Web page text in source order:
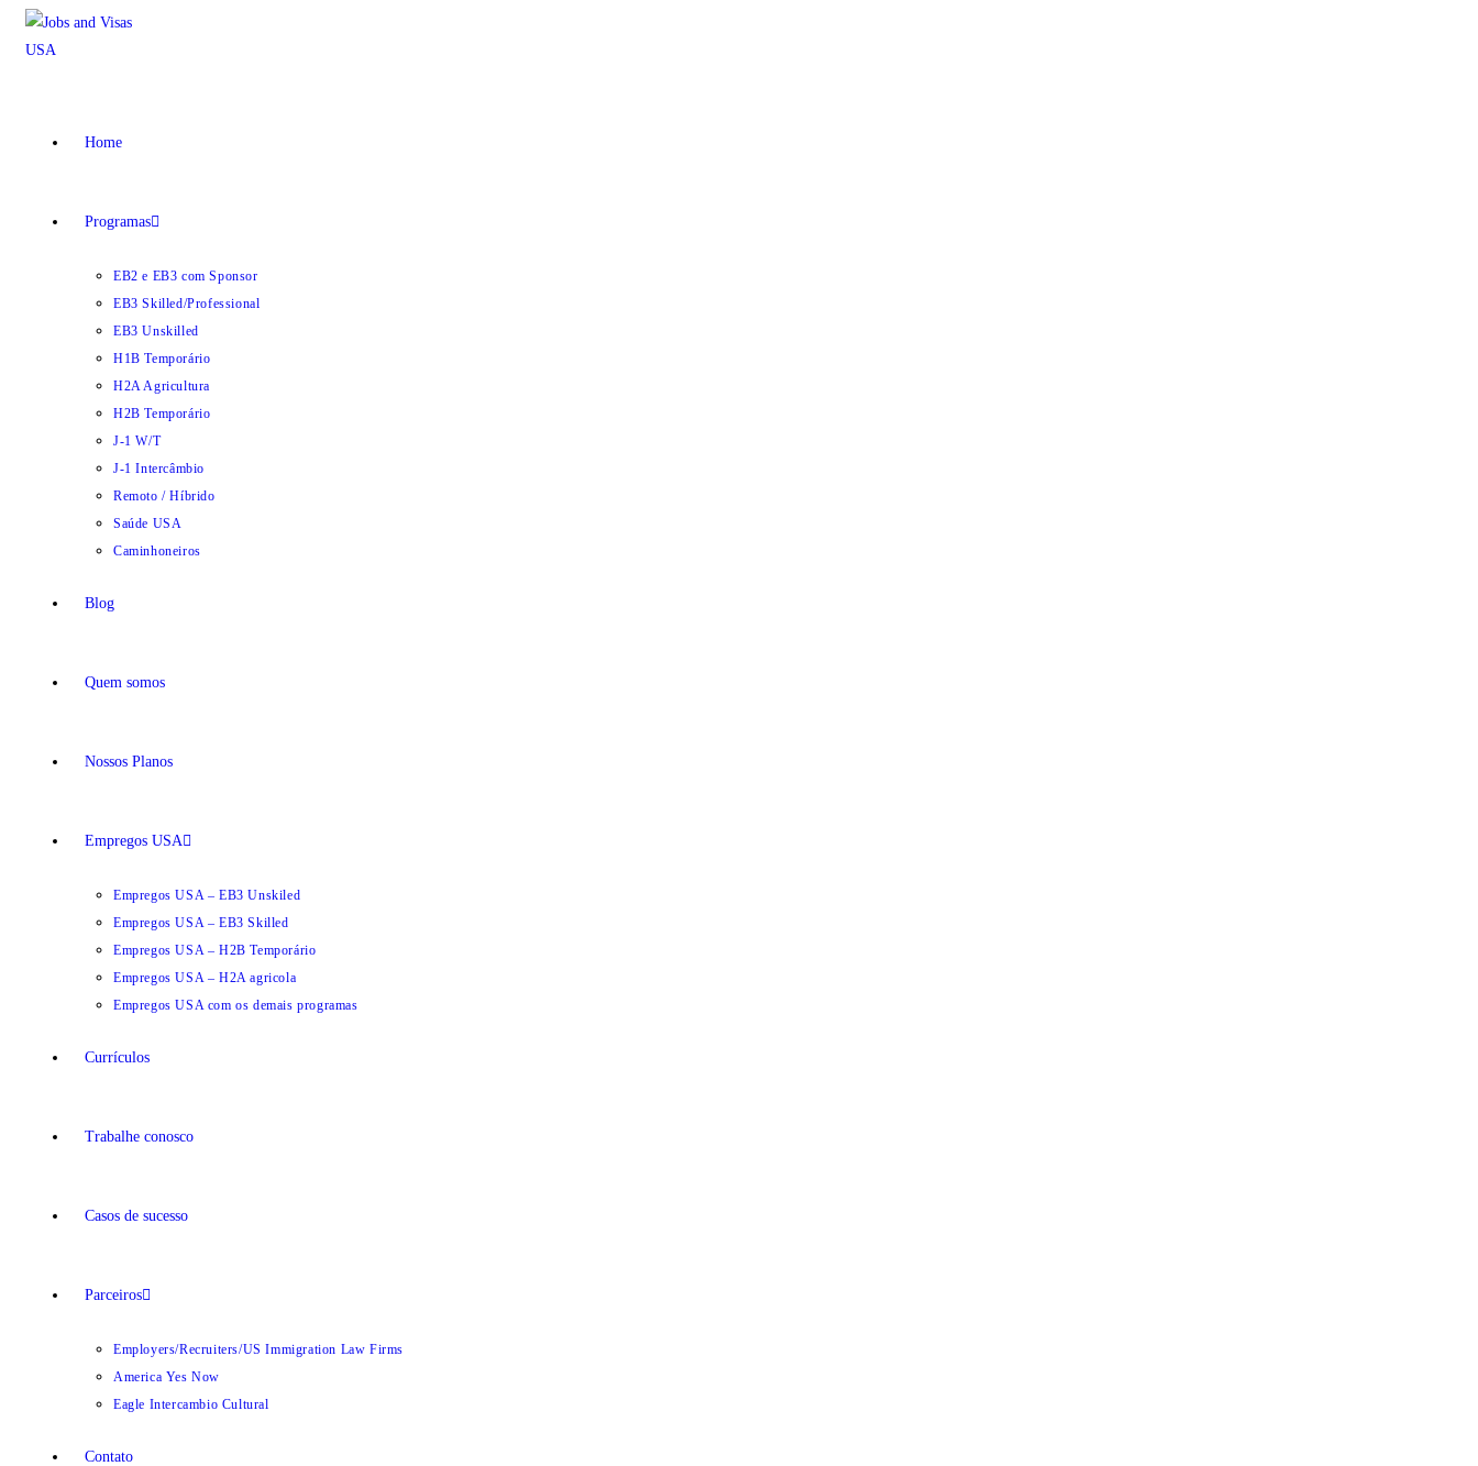
para
Home
Programas
EB2 e EB3 com Sponsor
EB3 Skilled/Professional
EB3 Unskilled
H1B Temporário
H2A Agricultura
H2B Temporário
J-1 W/T
J-1 Intercâmbio
Remoto / Híbrido
Saúde USA
Caminhoneiros
Blog
Quem somos
Nossos Planos
Empregos USA
Empregos USA – EB3 Unskiled
Empregos USA – EB3 Skilled
Empregos USA – H2B Temporário
Empregos USA – H2A agricola
Empregos USA com os demais programas
Currículos
Trabalhe conosco
Casos de sucesso
Parceiros
Employers/Recruiters/US Immigration Law Firms
America Yes Now
Eagle Intercambio Cultural
Contato